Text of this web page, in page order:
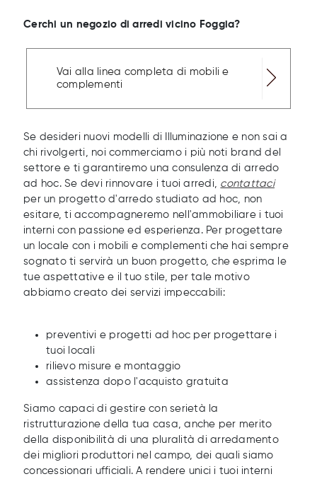
Cerchi un negozio di arredi vicino Foggia?
Vai alla linea completa di mobili e
complementi
Se desideri nuovi modelli di Illuminazione e non sai a
chi rivolgerti, noi commerciamo i più noti brand del
settore e ti garantiremo una consulenza di arredo
ad hoc. Se devi rinnovare i tuoi arredi, contattaci
per un progetto d'arredo studiato ad hoc, non
esitare, ti accompagneremo nell'ammobiliare i tuoi
interni con passione ed esperienza. Per progettare
un locale con i mobili e complementi che hai sempre
sognato ti servirà un buon progetto, che esprima le
tue aspettative e il tuo stile, per tale motivo
abbiamo creato dei servizi impeccabili:
preventivi e progetti ad hoc per progettare i
tuoi locali
rilievo misure e montaggio
assistenza dopo l'acquisto gratuita
Siamo capaci di gestire con serietà la
ristrutturazione della tua casa, anche per merito
della disponibilità di una pluralità di arredamento
dei migliori produttori nel campo, dei quali siamo
concessionari ufficiali. A rendere unici i tuoi interni